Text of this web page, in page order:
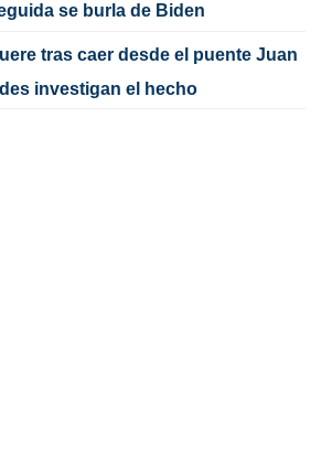
se burla de Biden
tras caer desde el puente Juan
investigan el hecho